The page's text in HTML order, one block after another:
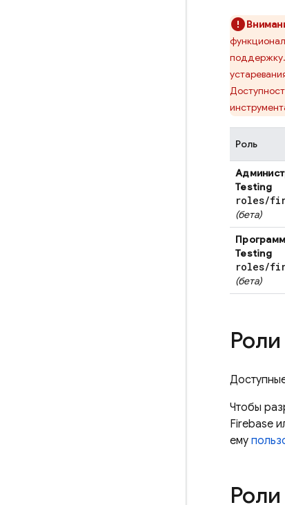
поддержку.
Роль
Testing
roles/
(бета)
Testing
roles/
(бета)
Роли
Чтобы
Firebase
ему
Роли